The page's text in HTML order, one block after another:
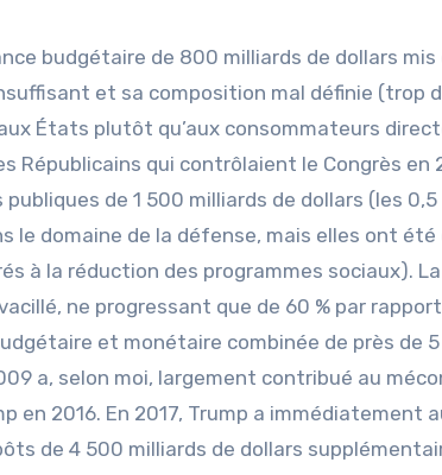
budgétaire de 800 milliards de dollars
et sa composition mal définie (trop
États plutôt qu’aux consommateurs
Républicains qui contrôlaient le Congrès en
de 1 500 milliards de dollars (les
domaine de la défense, mais elles ont été
à la réduction des programmes sociaux).
ne progressant que de 60 % par
et monétaire combinée de près de
a, selon moi, largement contribué au
en 2016. En 2017, Trump a immédiatement
de 4 500 milliards de dollars